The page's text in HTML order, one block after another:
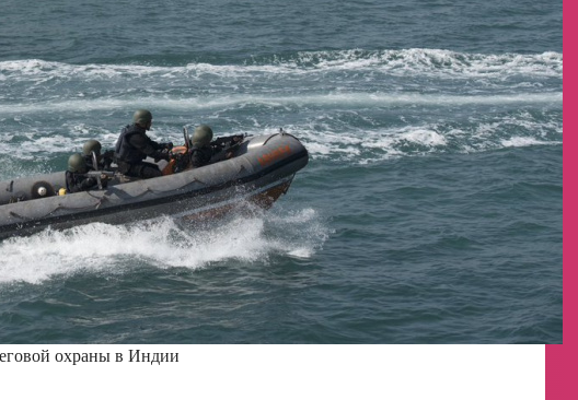
охраны в Индии